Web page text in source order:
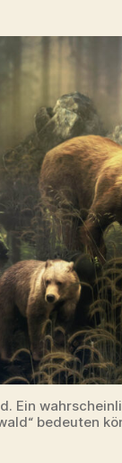
Ein
bedeuten